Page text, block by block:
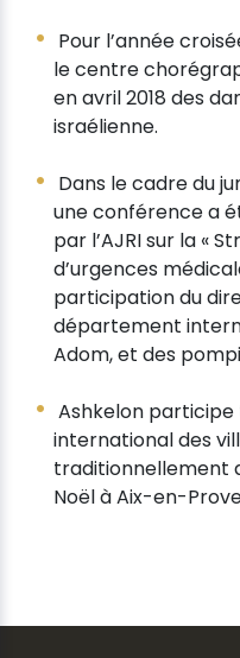
Pour l’année
le centre
en avril 2018 des
israélienne.
Dans le cadre du
une conférence a
par l’AJRI sur la «
d’urgences
participation du
département
Adom, et des
Ashkelon participe
international des
traditionnellement
Noël à Aix-en-